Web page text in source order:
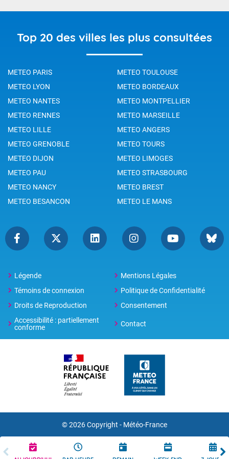
Top 20 des villes les plus consultées
METEO PARIS
METEO TOULOUSE
METEO LYON
METEO BORDEAUX
METEO NANTES
METEO MONTPELLIER
METEO RENNES
METEO MARSEILLE
METEO LILLE
METEO ANGERS
METEO GRENOBLE
METEO TOURS
METEO DIJON
METEO LIMOGES
METEO PAU
METEO STRASBOURG
METEO NANCY
METEO BREST
METEO BESANCON
METEO LE MANS
Légende
Mentions Légales
Témoins de connexion
Politique de Confidentialité
Droits de Reproduction
Consentement
Accessibilité : partiellement
conforme
Contact
© 2026 Copyright - Météo-France